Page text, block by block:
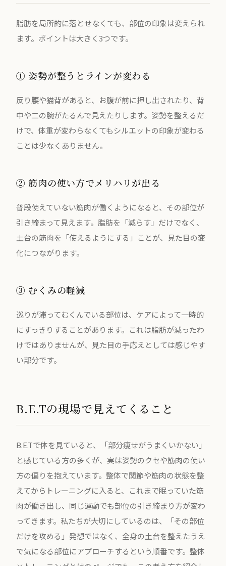
脂肪を局所的に落とせなくても、部位の印象は変えられ
ます。ポイントは大きく3つです。
① 姿勢が整うとラインが変わる
反り腰や猫背があると、お腹が前に押し出されたり、背
中や二の腕がたるんで見えたりします。姿勢を整えるだ
けで、体重が変わらなくてもシルエットの印象が変わる
ことは少なくありません。
② 筋肉の使い方でメリハリが出る
普段使えていない筋肉が働くようになると、その部位が
引き締まって見えます。脂肪を「減らす」だけでなく、
土台の筋肉を「使えるようにする」ことが、見た目の変
化につながります。
③ むくみの軽減
巡りが滞ってむくんでいる部位は、ケアによって一時的
にすっきりすることがあります。これは脂肪が減ったわ
けではありませんが、見た目の手応えとしては感じやす
い部分です。
B.E.Tの現場で見えてくること
B.E.Tで体を見ていると、「部分痩せがうまくいかない」
と感じている方の多くが、実は姿勢のクセや筋肉の使い
方の偏りを抱えています。整体で関節や筋肉の状態を整
えてからトレーニングに入ると、これまで眠っていた筋
肉が働き出し、同じ運動でも部位の引き締まり方が変わ
ってきます。私たちが大切にしているのは、「その部位
だけを攻める」発想ではなく、全身の土台を整えたうえ
で気になる部位にアプローチするという順番です。 整体